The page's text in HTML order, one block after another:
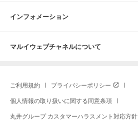
インフォメーション
マルイウェブチャネルについて
ご利用規約 プライバシーポリシー
個人情報の取り扱いに関する同意条項
丸井グループ カスタマーハラスメント対応方針